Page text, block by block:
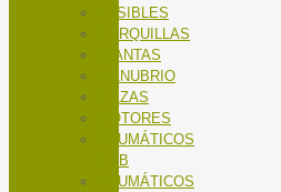
FUSIBLES
HORQUILLAS
LLANTAS
MANUBRIO
MAZAS
MOTORES
NEUMÁTICOS
MTB
NEUMÁTICOS